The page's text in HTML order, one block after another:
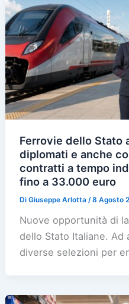
Ferrovie dello Stato
diplomati e anche
contratti a tempo
fino a 33.000 euro
DiGiuseppe Arlotta/8 Agosto
Nuove opportunità di
dello Stato Italiane.
diverse selezioni per